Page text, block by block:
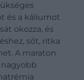
és a káliumot
okozza, és
sőt, ritka
A maraton